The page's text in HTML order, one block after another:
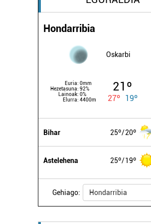
Hondarribia
Oskarbi
Euria: 0mm
Hezetasuna: 92%
Lainoak: 0%
Elurra: 4400m
21º
27º 19º
Bihar 25º 20º
Astelehena 25º 19º
Gehiago: Hondarribia